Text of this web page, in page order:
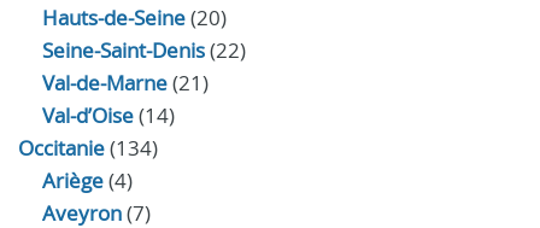
Hauts-de-Seine(20)
Seine-Saint-Denis(22)
Val-de-Marne(21)
Val-d’Oise(14)
Occitanie(134)
Ariège(4)
Aveyron(7)